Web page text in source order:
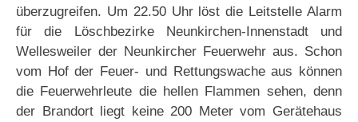
überzugreifen. Um 22.50 Uhr löst die Leitstelle Alarm
für die Löschbezirke Neunkirchen-Innenstadt und
Wellesweiler der Neunkircher Feuerwehr aus. Schon
vom Hof der Feuer- und Rettungswache aus können
die Feuerwehrleute die hellen Flammen sehen, denn
der Brandort liegt keine 200 Meter vom Gerätehaus